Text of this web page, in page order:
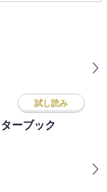
試し読み
ーブック